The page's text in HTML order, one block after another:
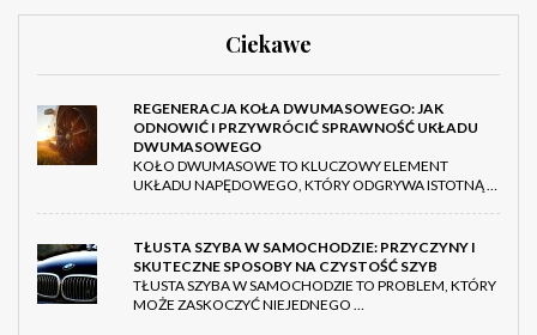
Ciekawe
REGENERACJA KOŁA DWUMASOWEGO: JAK
ODNOWIĆ I PRZYWRÓCIĆ SPRAWNOŚĆ UKŁADU
DWUMASOWEGO
KOŁO DWUMASOWE TO KLUCZOWY ELEMENT
UKŁADU NAPĘDOWEGO, KTÓRY ODGRYWA ISTOTNĄ …
TŁUSTA SZYBA W SAMOCHODZIE: PRZYCZYNY I
SKUTECZNE SPOSOBY NA CZYSTOŚĆ SZYB
TŁUSTA SZYBA W SAMOCHODZIE TO PROBLEM, KTÓRY
MOŻE ZASKOCZYĆ NIEJEDNEGO …